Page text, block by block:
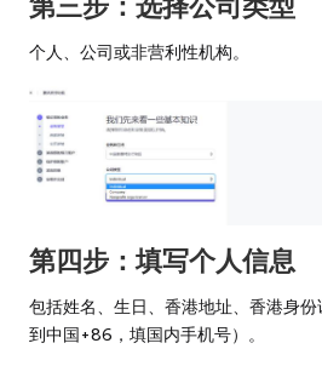
个人、公司或非营利性机构。
第四步：填写个人信息
包括姓名、生日、香港地址、香港身
到中国+86，填国内手机号）。